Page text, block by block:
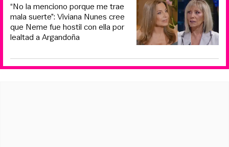
“No la menciono porque me trae
mala suerte”: Viviana Nunes cree
que Neme fue hostil con ella por
lealtad a Argandoña